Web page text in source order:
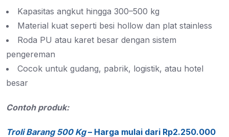
Kapasitas angkut hingga 300–500 kg
Material kuat seperti besi hollow dan plat stainless
Roda PU atau karet besar dengan sistem
pengereman
Cocok untuk gudang, pabrik, logistik, atau hotel
besar
Contoh produk:
Troli Barang 500 Kg– Harga mulai dari Rp2.250.000